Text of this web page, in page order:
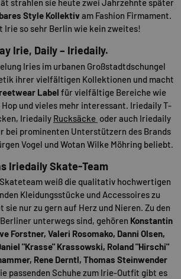
strahlen sie heute zwei Jahrzehnte später
Style Kollektivam Fashion Firmament.
Irie so sehr Berlin wie kein zweites!
Irie, Daily – Iriedaily.
Iries im urbanen Großstadtdschungel
ihrer vielfältigen Kollektionen und macht
Label für vielfältige Bereiche wie
und vieles mehr interessant. Iriedaily T-
Iriedaily Rucksäcke oder auch Iriedaily
bei prominenten Unterstützern des Brands
Vogel und Wotan Wilke Möhring beliebt.
Iriedaily Skate-Team
weiß die qualitativ hochwertigen
Kleidungsstücke und Accessoires zu
sie nur zu gern auf Herz und Nieren. Zu den
unterwegs sind, gehören Konstantin
Forstner, Valeri Rosomako, Danni Olsen,
"Krasse" Krassowski, Roland "Hirschi"
Rene Derntl, Thomas Steinwender
passenden Schuhe zum Irie-Outfit gibt es